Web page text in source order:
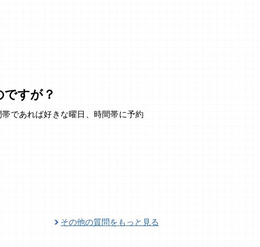
すが？
であれば好きな曜日、時間帯に予約
その他の質問をもっと見る